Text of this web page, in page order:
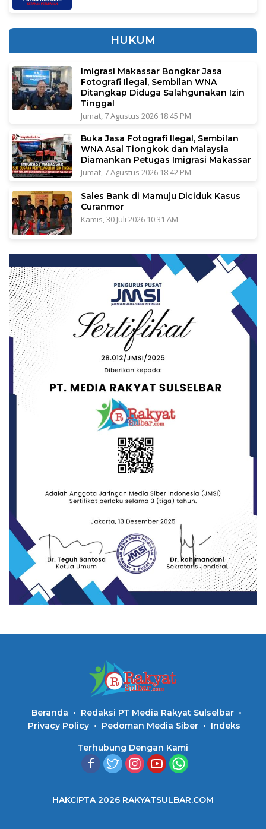
HUKUM
Imigrasi Makassar Bongkar Jasa
Fotografi Ilegal, Sembilan WNA
Ditangkap Diduga Salahgunakan Izin
Tinggal
Jumat, 7 Agustus 2026 18:45 PM
Buka Jasa Fotografi Ilegal, Sembilan
WNA Asal Tiongkok dan Malaysia
Diamankan Petugas Imigrasi Makassar
Jumat, 7 Agustus 2026 18:42 PM
Sales Bank di Mamuju Diciduk Kasus
Curanmor
Kamis, 30 Juli 2026 10:31 AM
Beranda
Redaksi PT Media Rakyat Sulselbar
Privacy Policy
Pedoman Media Siber Indeks
Terhubung Dengan Kami
HAKCIPTA 2026 RAKYATSULBAR.COM